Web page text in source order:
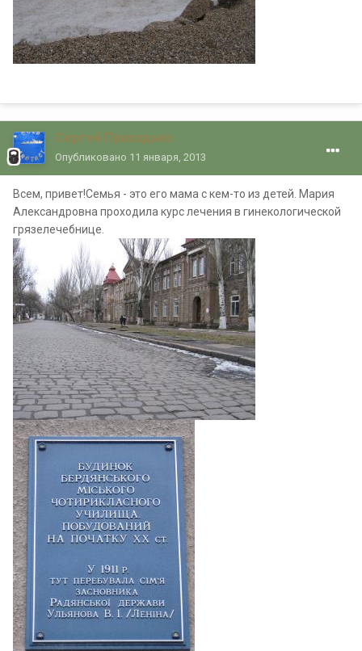
Сергей Приходько
Опубликовано 11 января, 2013
Всем, привет!Cемья - это его мама с кем-то из детей. Мария
Александровна проходила курс лечения в гинекологической
грязелечебнице.